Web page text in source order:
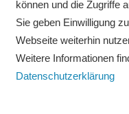
können und die Zugriffe
Sie geben Einwilligung
Webseite weiterhin
Weitere Informationen
Datenschutzerklärung